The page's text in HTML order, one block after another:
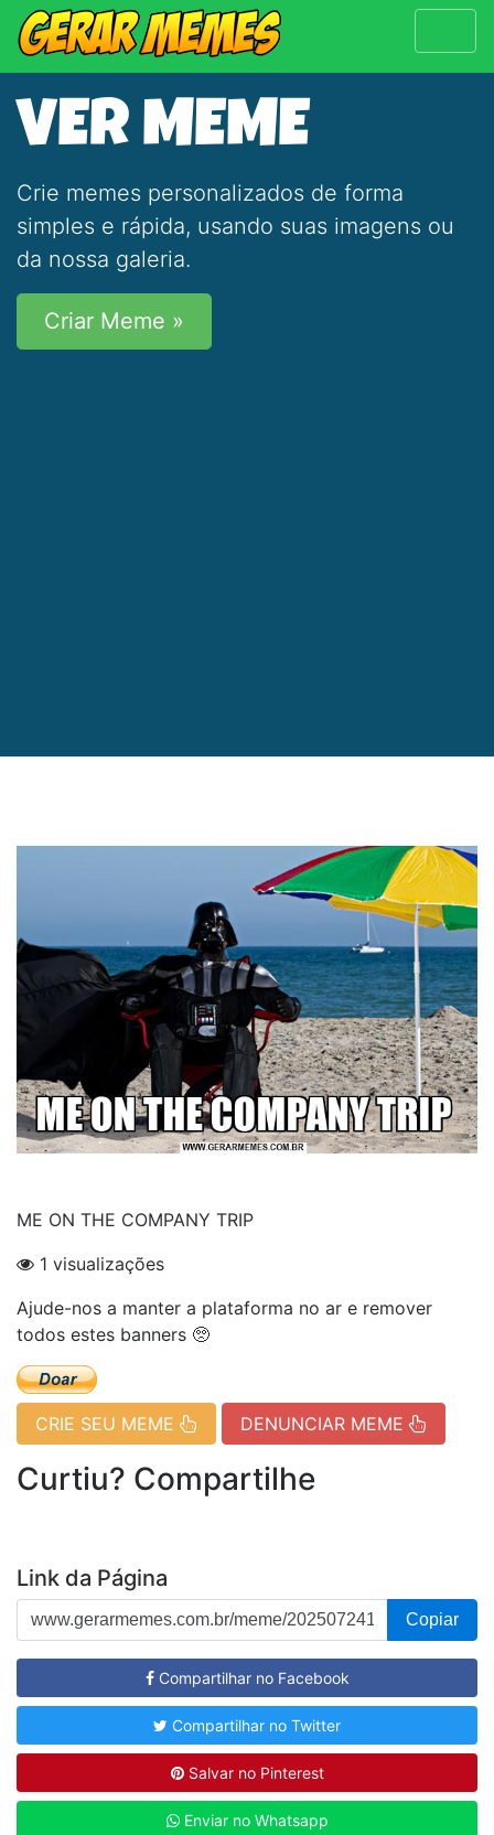
VER MEME
Crie memes personalizados de forma
simples e rápida, usando suas imagens ou
da nossa galeria.
Criar Meme »
ME ON THE COMPANY TRIP
1 visualizações
Ajude-nos a manter a plataforma no ar e remover
todos estes banners 🥺
CRIE SEU MEME DENUNCIAR MEME
Curtiu? Compartilhe
Link da Página
Copiar
Compartilhar no Facebook
Compartilhar no Twitter
Salvar no Pinterest
Enviar no Whatsapp